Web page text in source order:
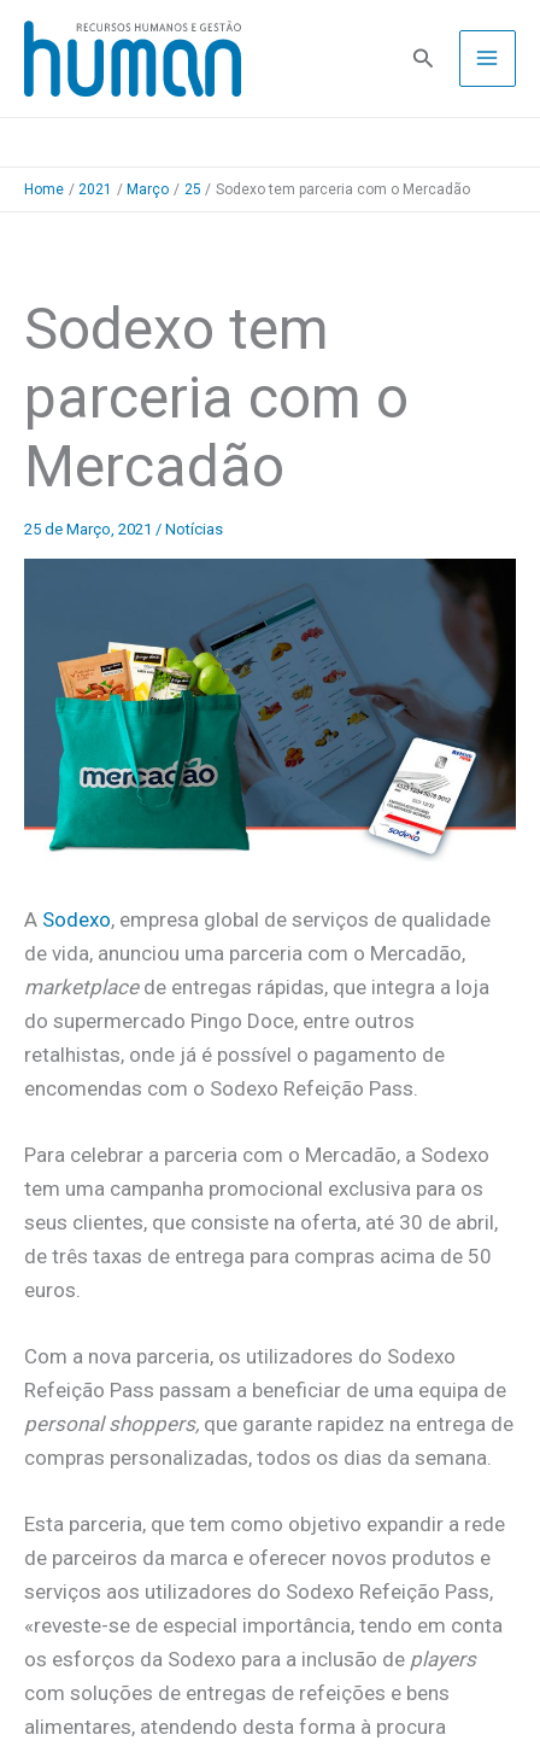
Skip
content
Pesquisa
Home 2021 Março 25 Sodexo tem parceria com o Mercadão
Sodexo tem
parceria com o
Mercadão
25 de Março, 2021 / Notícias
A Sodexo, empresa global de serviços de qualidade
de vida, anunciou uma parceria com o Mercadão,
marketplacede entregas rápidas, que integra a loja
do supermercado Pingo Doce, entre outros
retalhistas, onde já é possível o pagamento de
encomendas com o Sodexo Refeição Pass.
Para celebrar a parceria com o Mercadão, a Sodexo
tem uma campanha promocional exclusiva para os
seus clientes, que consiste na oferta, até 30 de abril,
de três taxas de entrega para compras acima de 50
euros.
Com a nova parceria, os utilizadores do Sodexo
Refeição Pass passam a beneficiar de uma equipa de
personal shoppers, que garante rapidez na entrega de
compras personalizadas, todos os dias da semana.
Esta parceria, que tem como objetivo expandir a rede
de parceiros da marca e oferecer novos produtos e
serviços aos utilizadores do Sodexo Refeição Pass,
«reveste-se de especial importância, tendo em conta
os esforços da Sodexo para a inclusão de players
com soluções de entregas de refeições e bens
alimentares, atendendo desta forma à procura